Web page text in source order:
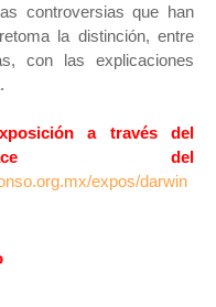
controversias que han
la distinción, entre
con las explicaciones
a través del
del
expos/darwin